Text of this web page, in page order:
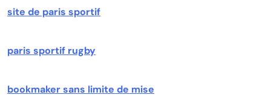
site de paris sportif
paris sportif rugby
bookmaker sans limite de mise